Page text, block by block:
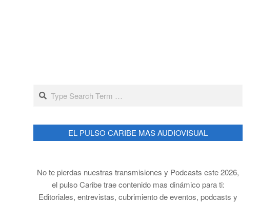
Search
EL PULSO CARIBE MAS AUDIOVISUAL
No te pierdas nuestras transmisiones y Podcasts este 2026,
el pulso Caribe trae contenido mas dinámico para ti:
Editoriales, entrevistas, cubrimiento de eventos, podcasts y